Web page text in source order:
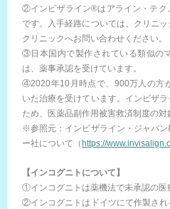
②インビザライン®はアライン・テク
です。入手経路については、クリニ
クリニックへお問い合わせください。
③日本国内で製作されている類似の
は、薬事承認を受けています。
④2020年10月時点で、900万人の方
いた治療を受けています。インビザ
ため、医薬品副作用被害救済制度の対
※参照元：インビザライン・ジャパ
ー社について（ https://
【インコグニトについて】
①インコグニトは薬機法で未承認の医
②インコグニトはドイツにて作製さ